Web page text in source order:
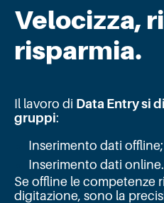
Velocizza,
risparmia.
Il lavoro di Data Entry si
gruppi:
Inserimento dati offline;
Inserimento dati online.
Se offline le competenze
digitazione, sono la